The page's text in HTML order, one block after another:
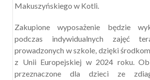
Makuszyńskiego w Kotli.
Zakupione wyposażenie będzie
podczas indywidualnych zajęć
prowadzonych w szkole, dzięki
z Unii Europejskiej w 2024 roku.
przeznaczone dla dzieci ze